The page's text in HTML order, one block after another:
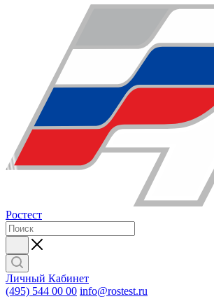
Ростест
Личный Кабинет
(495) 544 00 00 info@rostest.ru